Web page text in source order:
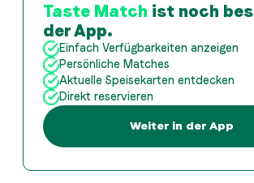
Taste Match ist noch
der App.
Einfach Verfügbarkeiten anzeigen
Persönliche Matches
Aktuelle Speisekarten entdecken
Direkt reservieren
Weiter in der App